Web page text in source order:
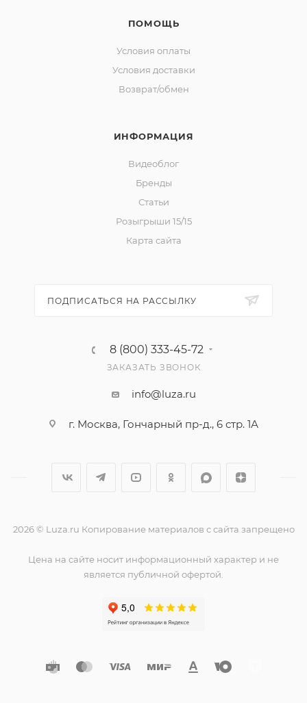
ПОМОЩЬ
Условия оплаты
Условия доставки
Возврат/обмен
ИНФОРМАЦИЯ
Видеоблог
Бренды
Статьи
Розыгрыши 15/15
Карта сайта
ПОДПИСАТЬСЯ НА РАССЫЛКУ
8 (800) 333-45-72
ЗАКАЗАТЬ ЗВОНОК
info@luza.ru
г. Москва, Гончарный пр-д., 6 стр. 1А
2026 © Luza.ru Копирование материалов с сайта запрещено
Цена на сайте носит информационный характер и не
является публичной офертой.